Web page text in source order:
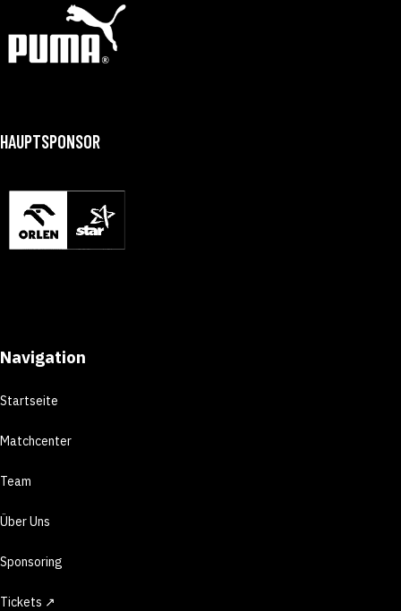
HAUPTSPONSOR
Navigation
Startseite
Matchcenter
Team
Über Uns
Sponsoring
Tickets ↗